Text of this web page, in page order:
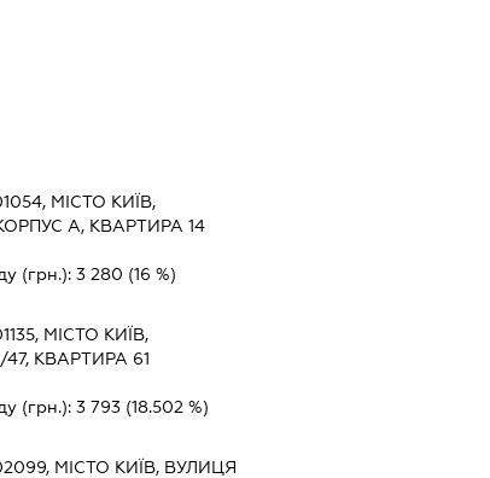
МІСТО КИЇВ,
А, КВАРТИРА 14
(грн.): 3 280 (16 %)
МІСТО КИЇВ,
КВАРТИРА 61
(грн.): 3 793(18.502 %)
МІСТО КИЇВ, ВУЛИЦЯ